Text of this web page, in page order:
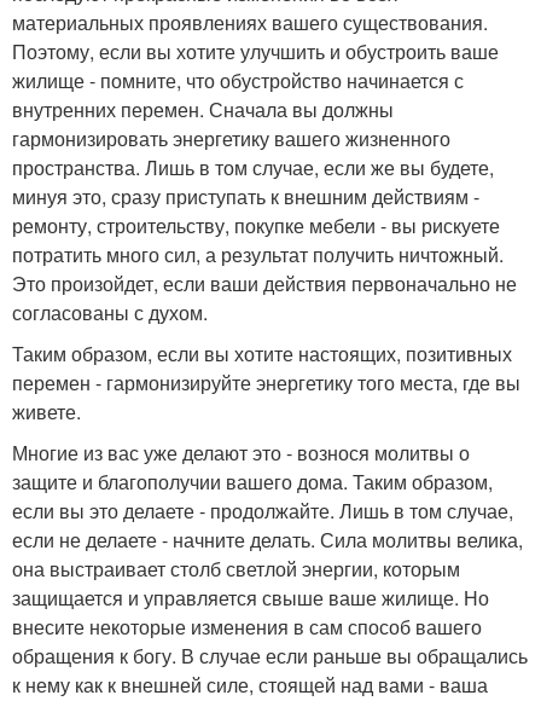
материальных проявлениях вашего существования.
Поэтому, если вы хотите улучшить и обустроить ваше
жилище - помните, что обустройство начинается с
внутренних перемен. Сначала вы должны
гармонизировать энергетику вашего жизненного
пространства. Лишь в том случае, если же вы будете,
минуя это, сразу приступать к внешним действиям -
ремонту, строительству, покупке мебели - вы рискуете
потратить много сил, а результат получить ничтожный.
Это произойдет, если ваши действия первоначально не
согласованы с духом.
Таким образом, если вы хотите настоящих, позитивных
перемен - гармонизируйте энергетику того места, где вы
живете.
Многие из вас уже делают это - вознося молитвы о
защите и благополучии вашего дома. Таким образом,
если вы это делаете - продолжайте. Лишь в том случае,
если не делаете - начните делать. Сила молитвы велика,
она выстраивает столб светлой энергии, которым
защищается и управляется свыше ваше жилище. Но
внесите некоторые изменения в сам способ вашего
обращения к богу. В случае если раньше вы обращались
к нему как к внешней силе, стоящей над вами - ваша